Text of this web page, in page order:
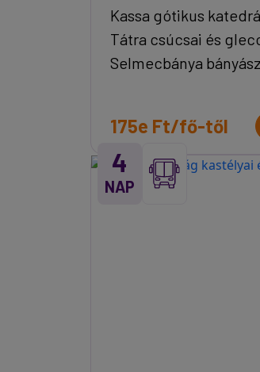
Kassa gótikus
Tátra csúcsai és
Selmecbánya
175e Ft/fő-től
4
NAP